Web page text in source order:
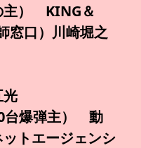
主） KING＆
窓口）川崎堀之
台爆弾主） 動
トエージェンシ